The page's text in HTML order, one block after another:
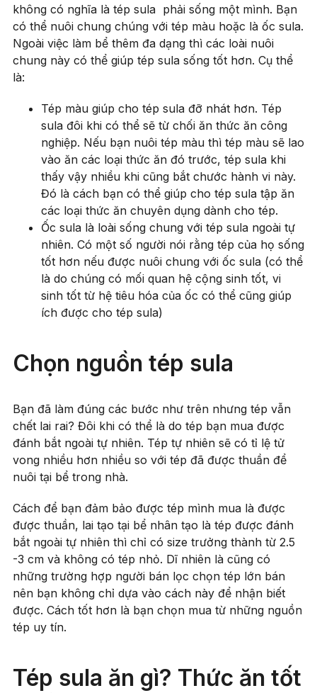
không có nghĩa là tép sula phải sống một mình. Bạn
có thể nuôi chung chúng với tép màu hoặc là ốc sula.
Ngoài việc làm bể thêm đa dạng thì các loài nuôi
chung này có thể giúp tép sula sống tốt hơn. Cụ thể
là:
Tép màu giúp cho tép sula đỡ nhát hơn. Tép
sula đôi khi có thể sẽ từ chối ăn thức ăn công
nghiệp. Nếu bạn nuôi tép màu thì tép màu sẽ lao
vào ăn các loại thức ăn đó trước, tép sula khi
thấy vậy nhiều khi cũng bắt chước hành vi này.
Đó là cách bạn có thể giúp cho tép sula tập ăn
các loại thức ăn chuyên dụng dành cho tép.
Ốc sula là loài sống chung với tép sula ngoài tự
nhiên. Có một số người nói rằng tép của họ sống
tốt hơn nếu được nuôi chung với ốc sula (có thể
là do chúng có mối quan hệ cộng sinh tốt, vi
sinh tốt từ hệ tiêu hóa của ốc có thể cũng giúp
ích được cho tép sula)
Chọn nguồn tép sula
Bạn đã làm đúng các bước như trên nhưng tép vẫn
chết lai rai? Đôi khi có thể là do tép bạn mua được
đánh bắt ngoài tự nhiên. Tép tự nhiên sẽ có tỉ lệ tử
vong nhiều hơn nhiều so với tép đã được thuần để
nuôi tại bể trong nhà.
Cách để bạn đảm bảo được tép mình mua là được
được thuần, lai tạo tại bể nhân tạo là tép được đánh
bắt ngoài tự nhiên thì chỉ có size trưởng thành từ 2.5
-3 cm và không có tép nhỏ. Dĩ nhiên là cũng có
những trường hợp người bán lọc chọn tép lớn bán
nên bạn không chỉ dựa vào cách này để nhận biết
được. Cách tốt hơn là bạn chọn mua từ những nguồn
tép uy tín.
Tép sula ăn gì? Thức ăn tốt